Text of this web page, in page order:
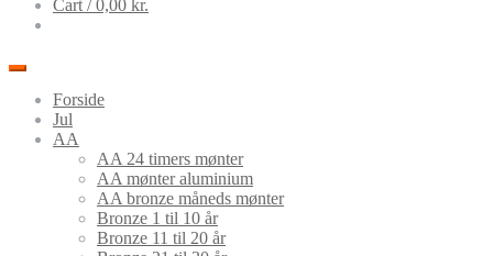
Cart /0,00 kr.
Forside
Jul
AA
AA 24 timers mønter
AA mønter aluminium
AA bronze måneds mønter
Bronze 1 til 10 år
Bronze 11 til 20 år